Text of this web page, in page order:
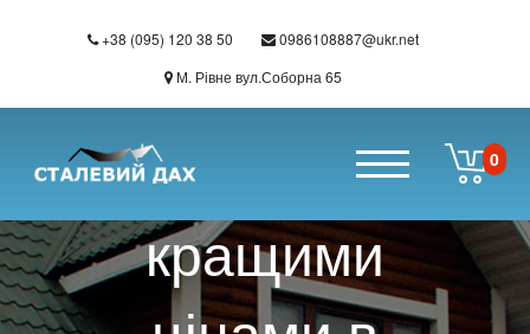
+38 (095) 120 38 50
0986108887@ukr.net
М. Рівне вул.Соборна 65
0
Покрівельні
матеріали за
кращими